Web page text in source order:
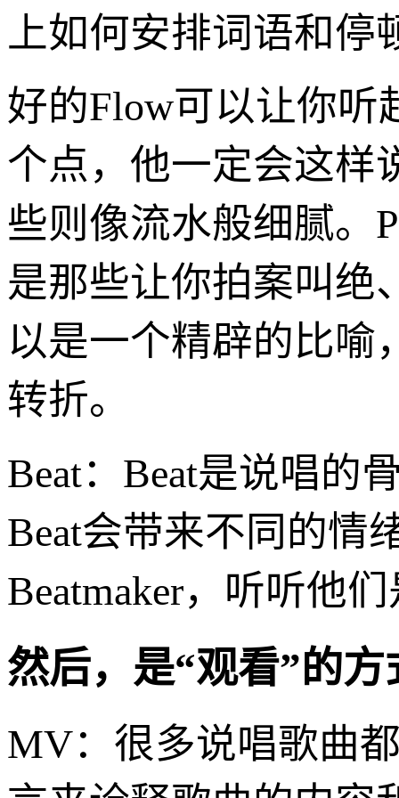
上如何安排词语和停
好的Flow可以让你听
个点，他一定会这样
些则像流水般细腻。
是那些让你拍案叫绝
以是一个精辟的比喻
转折。
Beat：Beat是说唱的
Beat会带来不同的情
Beatmaker，听听他
然后，是“观看”的
MV：很多说唱歌曲